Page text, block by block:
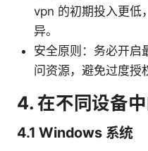
vpn 的初期投入更低
异。
安全原则：务必开启
问资源，避免过度授
4. 在不同设备
4.1 Windows 系统